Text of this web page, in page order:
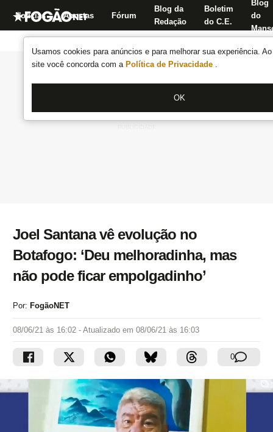
Usamos cookies para anúncios e para melhorar sua experiência.
site você concorda com a Política de Privacidade .
OK
Notícias Apostas Fórum
Blog da
Redação
Boletim
do C.E.
Blog
do
Joel Santana vê evolução no
Botafogo: ‘Deu melhoradinha, mas
não pode ficar empolgadinho’
Por: FogãoNET
08/06/21 às 16:02 - Atualizado em 08/06/21 às 16:03
0